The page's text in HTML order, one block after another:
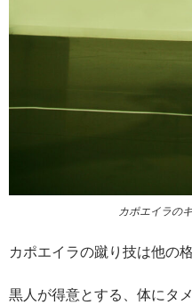
カポエイラの
カポエイラの蹴り技は他の
黒人が得意とする、体にタ